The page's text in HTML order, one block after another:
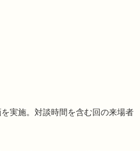
実施。対談時間を含む回の来場者